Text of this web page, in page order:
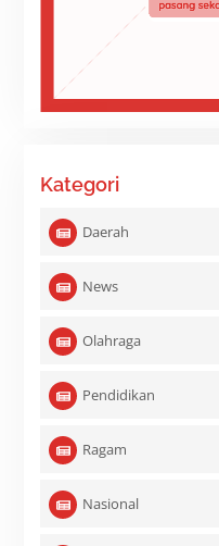
Kategori
Daerah
News
Olahraga
Pendidikan
Ragam
Nasional